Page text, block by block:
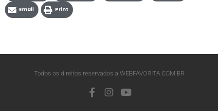
Email Print
Todos os direitos reservados a WEBFAVORITA.COM.BR